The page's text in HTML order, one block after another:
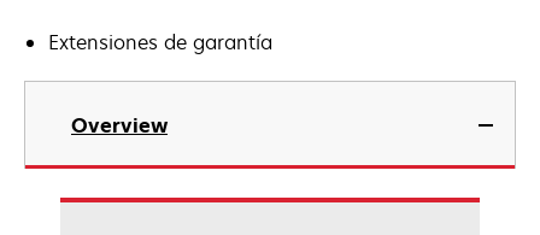
Extensiones de garantía
Overview